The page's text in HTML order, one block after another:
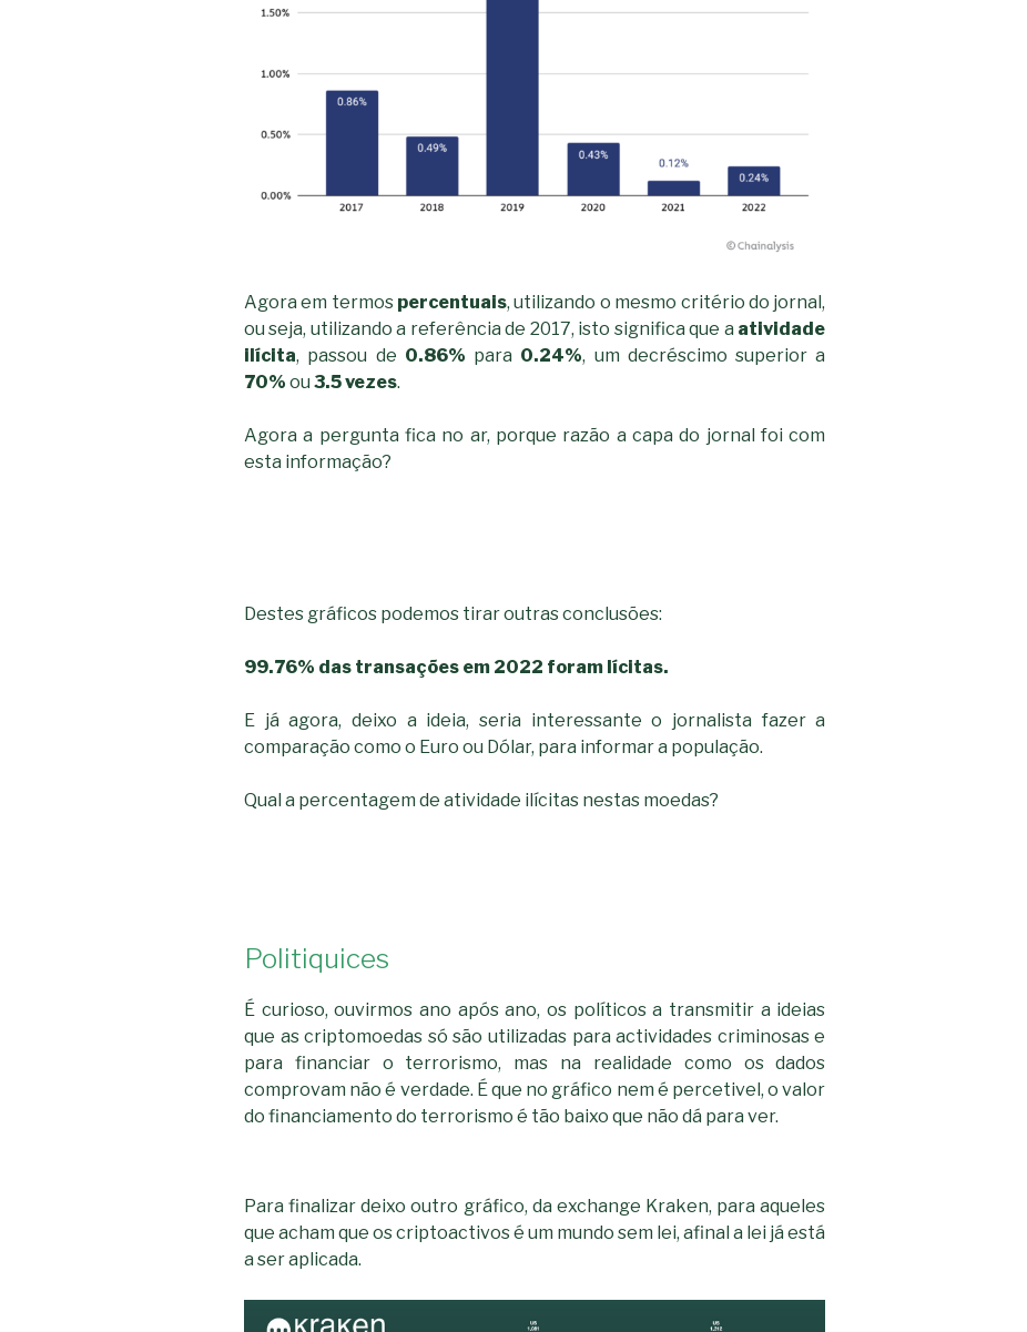
Agora em termos percentuais, utilizando o mesmo critério do jornal,
ou seja, utilizando a referência de 2017, isto significa que a atividade
ilícita, passou de 0.86% para 0.24%, um decréscimo superior a
70% ou 3.5 vezes.
Agora a pergunta fica no ar, porque razão a capa do jornal foi com
esta informação?
Destes gráficos podemos tirar outras conclusões:
99.76% das transações em 2022 foram lícitas.
E já agora, deixo a ideia, seria interessante o jornalista fazer a
comparação como o Euro ou Dólar, para informar a população.
Qual a percentagem de atividade ilícitas nestas moedas?
Politiquices
É curioso, ouvirmos ano após ano, os políticos a transmitir a ideias
que as criptomoedas só são utilizadas para actividades criminosas e
para financiar o terrorismo, mas na realidade como os dados
comprovam não é verdade. É que no gráfico nem é percetivel, o valor
do financiamento do terrorismo é tão baixo que não dá para ver.
Para finalizar deixo outro gráfico, da exchange Kraken, para aqueles
que acham que os criptoactivos é um mundo sem lei, afinal a lei já está
a ser aplicada.